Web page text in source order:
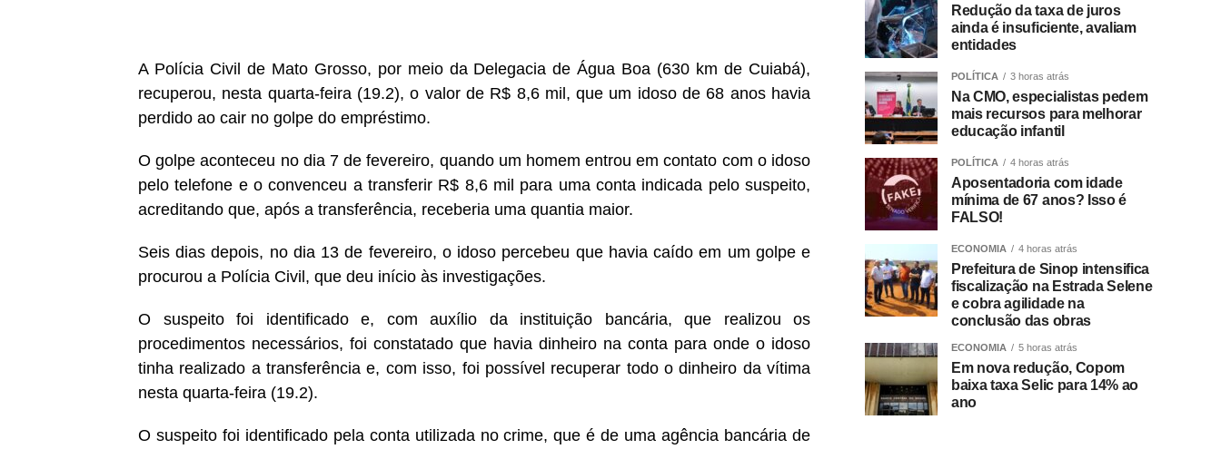
A Polícia Civil de Mato Grosso, por meio da Delegacia de Água Boa (630 km de Cuiabá),
recuperou, nesta quarta-feira (19.2), o valor de R$ 8,6 mil, que um idoso de 68 anos havia
perdido ao cair no golpe do empréstimo.
O golpe aconteceu no dia 7 de fevereiro, quando um homem entrou em contato com o idoso
pelo telefone e o convenceu a transferir R$ 8,6 mil para uma conta indicada pelo suspeito,
acreditando que, após a transferência, receberia uma quantia maior.
Seis dias depois, no dia 13 de fevereiro, o idoso percebeu que havia caído em um golpe e
procurou a Polícia Civil, que deu início às investigações.
O suspeito foi identificado e, com auxílio da instituição bancária, que realizou os
procedimentos necessários, foi constatado que havia dinheiro na conta para onde o idoso
tinha realizado a transferência e, com isso, foi possível recuperar todo o dinheiro da vítima
nesta quarta-feira (19.2).
O suspeito foi identificado pela conta utilizada no crime, que é de uma agência bancária de
Redução da taxa de juros
ainda é insuficiente, avaliam
entidades
POLÍTICA 3 horas atrás
Na CMO, especialistas pedem
mais recursos para melhorar
educação infantil
POLÍTICA 4 horas atrás
Aposentadoria com idade
mínima de 67 anos? Isso é
FALSO!
ECONOMIA 4 horas atrás
Prefeitura de Sinop intensifica
fiscalização na Estrada Selene
e cobra agilidade na
conclusão das obras
ECONOMIA 5 horas atrás
Em nova redução, Copom
baixa taxa Selic para 14% ao
ano